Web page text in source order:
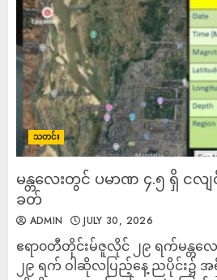
သတင်း
မန္တလေးတွင် ပမာဏ ၄.၅ ရှိ ငလျ
ခတ်
ADMIN JULY 30, 2026
ဧရာ၀တီတိုင်းမ်ဇူလိုင် ၂၉ ရက်မန္တ
၂၉ ရက် ဝါဆိုလပြည့်နေ့ ညပိုင်း၌ အရှိန်